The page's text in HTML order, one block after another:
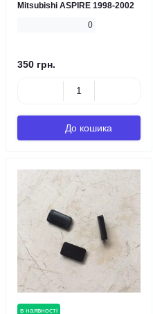
Mitsubishi ASPIRE 1998-2002
0
350 грн.
До кошика
в наявності